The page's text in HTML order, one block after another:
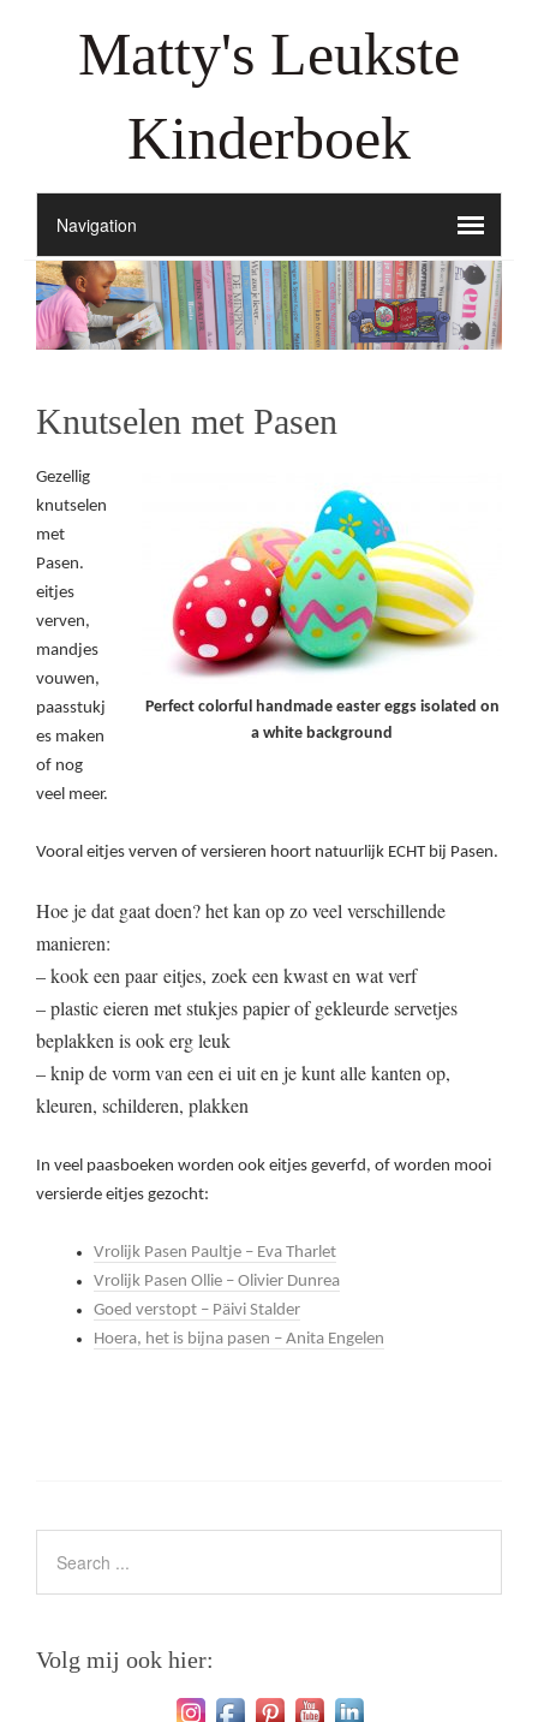
Matty's Leukste
Kinderboek
Knutselen met Pasen
Perfect colorful handmade easter eggs isolated on
a white background
Gezellig
knutselen
met
Pasen.
eitjes
verven,
mandjes
vouwen,
paasstukj
es maken
of nog
veel meer.
Vooral eitjes verven of versieren hoort natuurlijk ECHT bij Pasen.
Hoe je dat gaat doen? het kan op zo veel verschillende
manieren:
– kook een paar eitjes, zoek een kwast en wat verf
– plastic eieren met stukjes papier of gekleurde servetjes
beplakken is ook erg leuk
– knip de vorm van een ei uit en je kunt alle kanten op,
kleuren, schilderen, plakken
In veel paasboeken worden ook eitjes geverfd, of worden mooi
versierde eitjes gezocht:
Vrolijk Pasen Paultje – Eva Tharlet
Vrolijk Pasen Ollie – Olivier Dunrea
Goed verstopt – Päivi Stalder
Hoera, het is bijna pasen – Anita Engelen
Volg mij ook hier: